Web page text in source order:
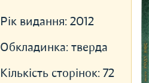
Рік видання: 2012
Обкладинка: тверда
Кількість сторінок: 72